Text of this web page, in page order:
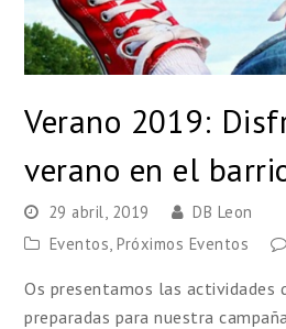
Verano 2019:
verano en el
29 abril, 2019
DB Leon
Eventos ,Próximos Eventos
Os presentamos las actividades
preparadas para nuestra